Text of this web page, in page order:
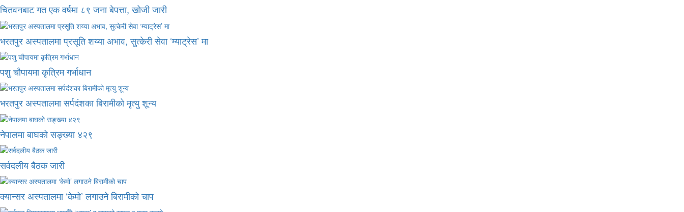
चितवनबाट गत एक वर्षमा ८९ जना बेपत्ता, खोजी जारी
भरतपुर अस्पतालमा प्रसूति शय्या अभाव, सुत्केरी सेवा ‘म्याट्रेस’ मा
पशु चौपायमा कृत्रिम गर्भाधान
भरतपुर अस्पतालमा सर्पदंशका बिरामीको मृत्यु शून्य
नेपालमा बाघको सङ्ख्या ४२९
सर्वदलीय बैठक जारी
क्यान्सर अस्पतालमा ‘केमो’ लगाउने बिरामीको चाप